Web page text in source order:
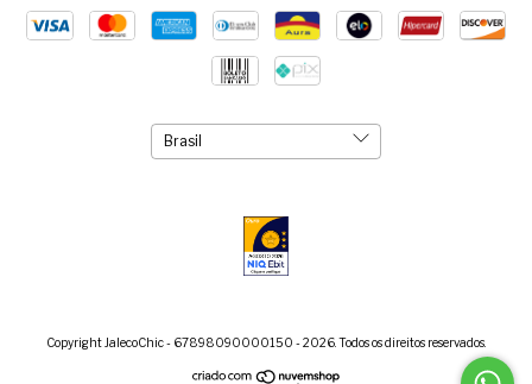
Copyright JalecoChic - 67898090000150 - 2026. Todos os direitos reservados.